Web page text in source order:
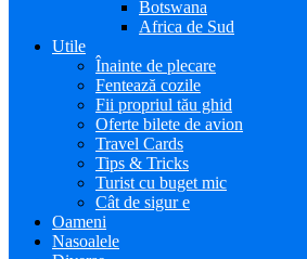
Botswana
Africa de Sud
Utile
Înainte de plecare
Fentează cozile
Fii propriul tău ghid
Oferte bilete de avion
Travel Cards
Tips & Tricks
Turist cu buget mic
Cât de sigur e
Oameni
Nasoalele